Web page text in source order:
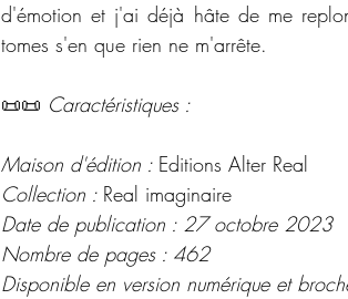
d'émotion et j'ai déjà hâte de me
tomes s'en que rien ne m'arrête.
📜📜 Caractéristiques :
Maison d'édition : Editions Alter Real
Collection : Real imaginaire
Date de publication : 27 octobre 2023
Nombre de pages : 462
Disponible en version numérique et